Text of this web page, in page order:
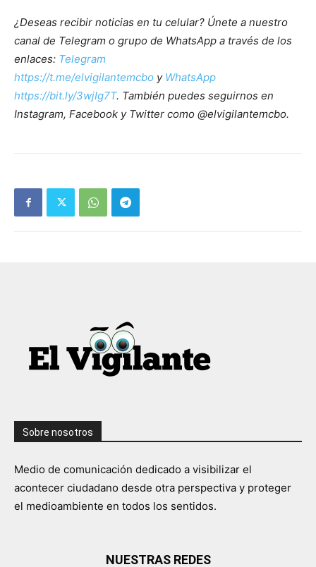
¿Deseas recibir noticias en tu celular? Únete a nuestro
canal de Telegram o grupo de WhatsApp a través de los
enlaces: Telegram
https://t.me/elvigilantemcbo y WhatsApp
https://bit.ly/3wjIg7T. También puedes seguirnos en
Instagram, Facebook y Twitter como @elvigilantemcbo.
Sobre nosotros
Medio de comunicación dedicado a visibilizar el
acontecer ciudadano desde otra perspectiva y proteger
el medioambiente en todos los sentidos.
NUESTRAS REDES